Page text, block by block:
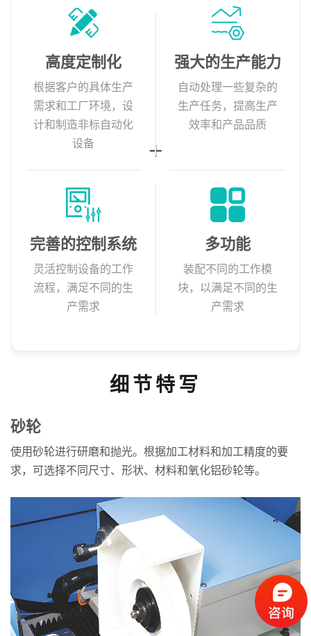
高度定制化
根据客户的具体生产
需求和工厂环境，设
计和制造非标自动化
设备
强大的生产能力
自动处理一些复杂的
生产任务，提高生产
效率和产品品质
完善的控制系统
灵活控制设备的工作
流程，满足不同的生
产需求
多功能
装配不同的工作模
块，以满足不同的生
产需求
细节特写
砂轮
使用砂轮进行研磨和抛光。根据加工材料和加工精度的要
求，可选择不同尺寸、形状、材料和氧化铝砂轮等。